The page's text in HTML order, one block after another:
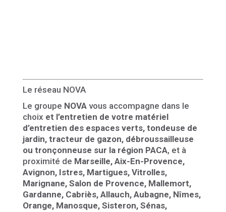
Le réseau NOVA
Le groupe NOVA vous accompagne dans le
choix et l’entretien de votre matériel
d’entretien des espaces verts, tondeuse de
jardin, tracteur de gazon, débroussailleuse
ou tronçonneuse sur la région PACA, et à
proximité de Marseille, Aix-En-Provence,
Avignon, Istres, Martigues, Vitrolles,
Marignane, Salon de Provence, Mallemort,
Gardanne, Cabriès, Allauch, Aubagne, Nîmes,
Orange, Manosque, Sisteron, Sénas,